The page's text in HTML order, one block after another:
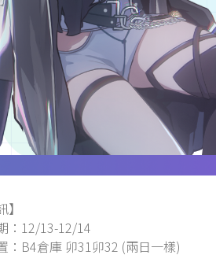
】
：12/13-12/14
：B4倉庫 卯31卯32 (兩日一樣)